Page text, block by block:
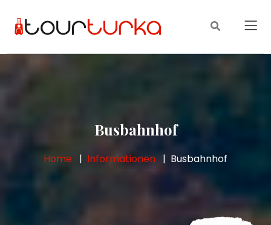
Busbahnhof
Home Informationen Busbahnhof